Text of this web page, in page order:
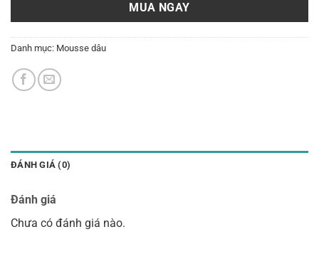
MUA NGAY
Danh mục: Mousse dâu
ĐÁNH GIÁ (0)
Đánh giá
Chưa có đánh giá nào.